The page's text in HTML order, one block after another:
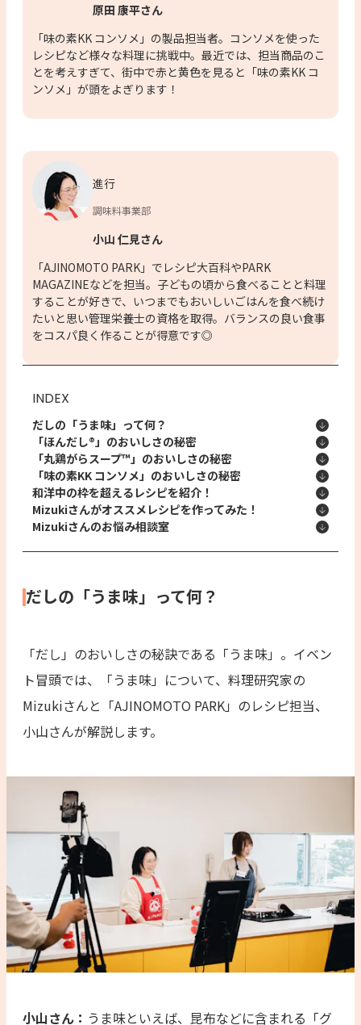
原田 康平さん
「味の素KK コンソメ」の製品担当者。コンソメを使った
レシピなど様々な料理に挑戦中。最近では、担当商品のこ
とを考えすぎて、街中で赤と黄色を見ると「味の素KK コ
ンソメ」が頭をよぎります！
進行
調味料事業部
小山 仁見さん
「AJINOMOTO PARK」でレシピ大百科やPARK
MAGAZINEなどを担当。子どもの頃から食べることと料理
することが好きで、いつまでもおいしいごはんを食べ続け
たいと思い管理栄養士の資格を取得。バランスの良い食事
をコスパ良く作ることが得意です◎
INDEX
だしの「うま味」って何？
「ほんだし®」のおいしさの秘密
「丸鶏がらスープ™」のおいしさの秘密
「味の素KK コンソメ」のおいしさの秘密
和洋中の枠を超えるレシピを紹介！
Mizukiさんがオススメレシピを作ってみた！
Mizukiさんのお悩み相談室
だしの「うま味」って何？
「だし」のおいしさの秘訣である「うま味」。イベン
ト冒頭では、「うま味」について、料理研究家の
Mizukiさんと「AJINOMOTO PARK」のレシピ担当、
小山さんが解説します。
小山さん： うま味といえば、昆布などに含まれる「グ